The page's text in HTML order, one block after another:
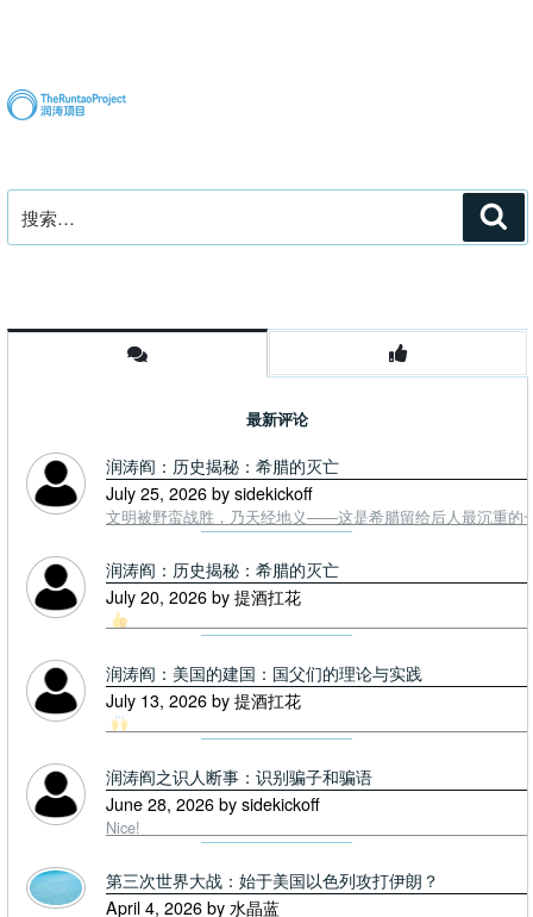
索：
最新评论
润涛阎：历史揭秘：希腊的灭亡
July 25, 2026 by sidekickoff
文明被野蛮战胜，乃天经地义——这是希腊留给后人最沉重的
润涛阎：历史揭秘：希腊的灭亡
July 20, 2026 by 提酒扛花
润涛阎：美国的建国：国父们的理论与实践
July 13, 2026 by 提酒扛花
润涛阎之识人断事：识别骗子和骗语
June 28, 2026 by sidekickoff
Nice!
第三次世界大战：始于美国以色列攻打伊朗？
April 4, 2026 by 水晶蓝